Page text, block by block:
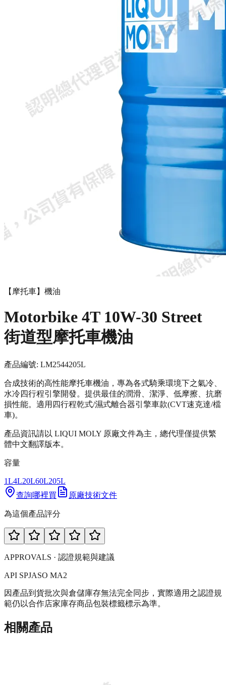
【摩托車】機油
Motorbike 4T 10W-30 Street
街道型摩托車機油
產品編號: LM2544205L
合成技術的高性能摩托車機油，專為各式騎乘環境下之氣冷、
水冷四行程引擎開發。提供最佳的潤滑、潔淨、低摩擦、抗磨
損性能。適用四行程乾式/濕式離合器引擎車款(CVT速克達/檔
車)。
產品資訊請以 LIQUI MOLY 原廠文件為主，總代理僅提供繁
體中文翻譯版本。
容量
1L4L20L60L205L
查詢哪裡買
原廠技術文件
為這個產品評分
APPROVALS · 認證規範與建議
API SPJASO MA2
因產品到貨批次與倉儲庫存無法完全同步，實際適用之認證規
範仍以合作店家庫存商品包裝標籤標示為準。
相關產品